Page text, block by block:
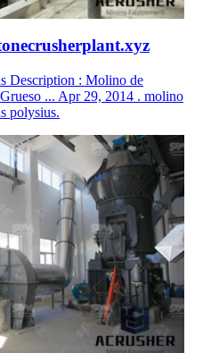
Description : Molino de
... Apr 29, 2014 . molino
polysius.